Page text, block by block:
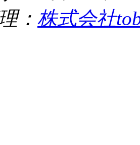
： 株式会社